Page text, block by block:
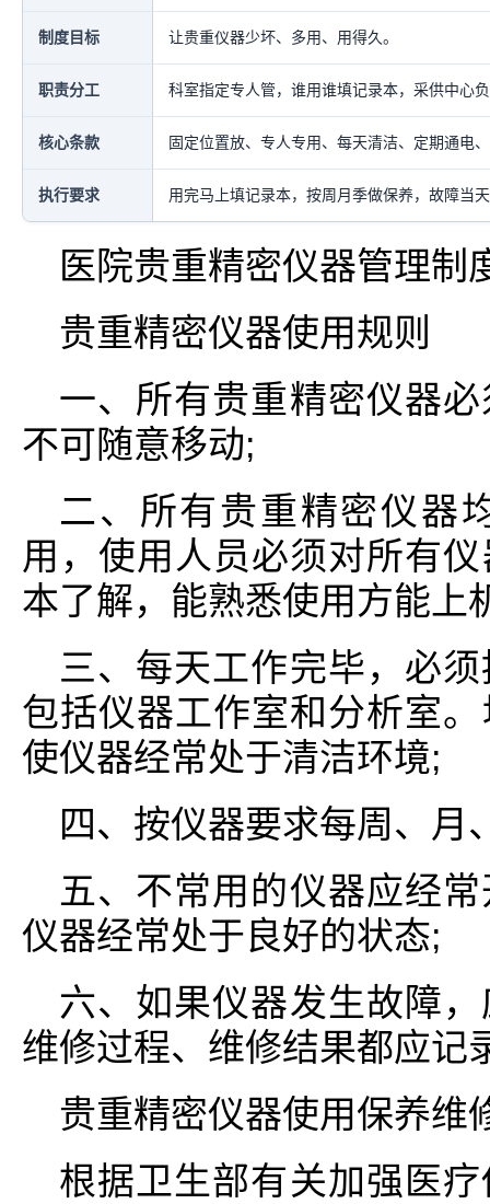
制度目标 让贵重仪器少坏、多用、用得久。
职责分工 科室指定专人管，谁用谁填记录本，采供中心
核心条款 固定位置放、专人专用、每天清洁、定期通电
执行要求 用完马上填记录本，按周月季做保养，故障当
医院贵重精密仪器管理制
贵重精密仪器使用规则
一、所有贵重精密仪器
不可随意移动;
二、所有贵重精密仪器
用，使用人员必须对所有
本了解，能熟悉使用方能上
三、每天工作完毕，必
包括仪器工作室和分析室
使仪器经常处于清洁环境;
四、按仪器要求每周、月
五、不常用的仪器应经
仪器经常处于良好的状态;
六、如果仪器发生故障
维修过程、维修结果都应记
贵重精密仪器使用保养维
根据卫生部有关加强医